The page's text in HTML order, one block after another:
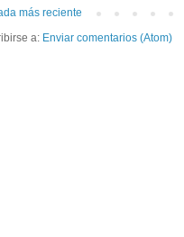
más reciente
a: Enviar comentarios (Atom)